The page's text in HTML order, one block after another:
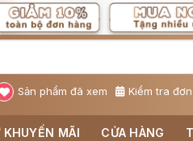
Sản phẩm đã xem Kiểm tra
KHUYẾN MÃI CỬA HÀNG